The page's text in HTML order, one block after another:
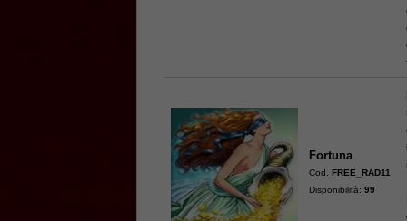
Fortuna
Cod.FREE_RAD11
Disponibilità:99